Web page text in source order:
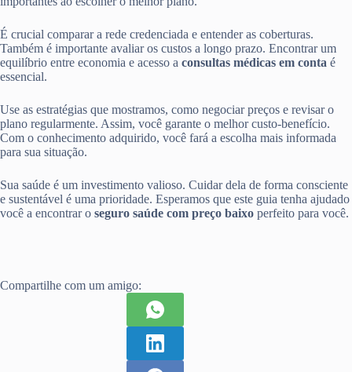
É crucial comparar a rede credenciada e entender as coberturas.
Também é importante avaliar os custos a longo prazo. Encontrar um
equilíbrio entre economia e acesso a consultas médicas em conta é
essencial.
Use as estratégias que mostramos, como negociar preços e revisar o
plano regularmente. Assim, você garante o melhor custo-benefício.
Com o conhecimento adquirido, você fará a escolha mais informada
para sua situação.
Sua saúde é um investimento valioso. Cuidar dela de forma consciente
e sustentável é uma prioridade. Esperamos que este guia tenha ajudado
você a encontrar o seguro saúde com preço baixo perfeito para você.
Compartilhe com um amigo: